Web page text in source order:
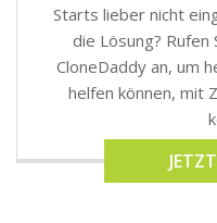
Starts lieber nicht
die Lösung?
CloneDaddy an, um
helfen können, mit